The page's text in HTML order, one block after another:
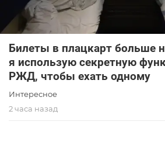
Билеты в плацкарт больше
я использую секретную
РЖД, чтобы ехать одному
Интересное
2 часа назад